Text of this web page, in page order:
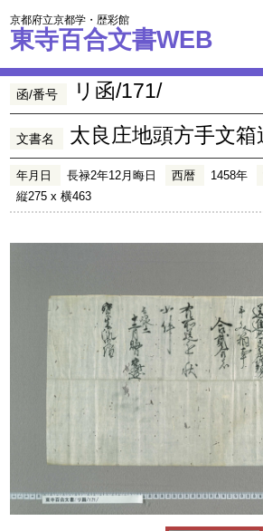
京都府立京都学・歴彩館
東寺百合文書WEB
函/番号 リ函/171/
文書名 太良庄地頭方手文箱
年月日 長禄2年12月晦日 西暦 1458年
縦275 x 横463